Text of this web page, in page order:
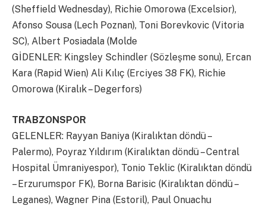
(Sheffield Wednesday), Richie Omorowa (Excelsior),
Afonso Sousa (Lech Poznan), Toni Borevkovic (Vitoria
SC), Albert Posiadala (Molde
GİDENLER: Kingsley Schindler (Sözleşme sonu), Ercan
Kara (Rapid Wien) Ali Kılıç (Erciyes 38 FK), Richie
Omorowa (Kiralık – Degerfors)
TRABZONSPOR
GELENLER: Rayyan Baniya (Kiralıktan döndü –
Palermo), Poyraz Yıldırım (Kiralıktan döndü – Central
Hospital Ümraniyespor), Tonio Teklic (Kiralıktan döndü
– Erzurumspor FK), Borna Barisic (Kiralıktan döndü –
Leganes), Wagner Pina (Estoril), Paul Onuachu